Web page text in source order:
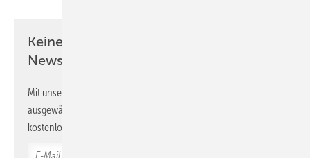
Keine Zeit? Kein Problem mit dem ERE
Newsletter!
Mit unserem Newsletter erhalten Sie regelmäßig von uns
ausgewählte Informationen und Neuigkeiten, gebündelt und
kostenlos direkt ins Postfach.